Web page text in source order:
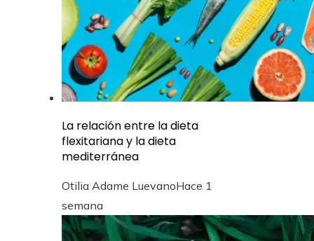
La relación entre la dieta
flexitariana y la dieta
mediterránea
Otilia Adame LuevanoHace 1
semana